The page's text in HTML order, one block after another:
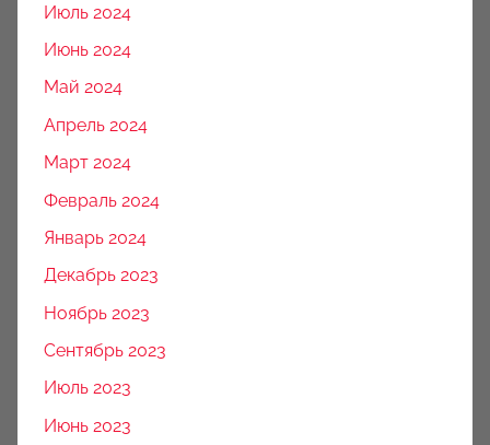
Июль 2024
Июнь 2024
Май 2024
Апрель 2024
Март 2024
Февраль 2024
Январь 2024
Декабрь 2023
Ноябрь 2023
Сентябрь 2023
Июль 2023
Июнь 2023